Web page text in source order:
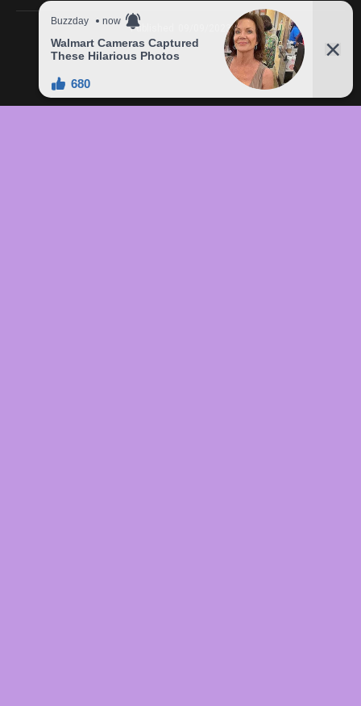
Published 09/09/2023